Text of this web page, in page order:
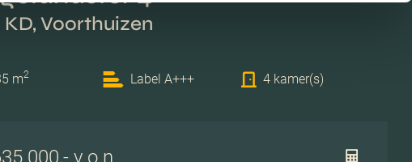
KD, Voorthuizen
m2 Label A+++ 4 kamer(s)
v.o.n.